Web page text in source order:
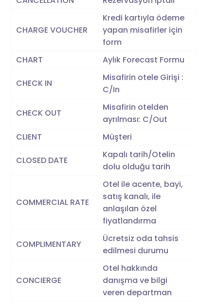
CHARGE VOUCHER
Kredi kartıyla ödeme
yapan misafirler için
form
CHART
Aylık Forecast Formu
CHECK IN
Misafirin otele Girişi :
C/In
CHECK OUT
Misafirin otelden
ayrılması: C/Out
CLIENT
Müşteri
CLOSED DATE
Kapalı tarih/Otelin
dolu olduğu tarih
COMMERCIAL RATE
Otel ile acente, bayi,
satış kanalı, ile
anlaşılan özel
fiyatlandırma
COMPLIMENTARY
Ücretsiz oda tahsis
edilmesi durumu
CONCIERGE
Otel hakkında
danışma ve bilgi
veren departman